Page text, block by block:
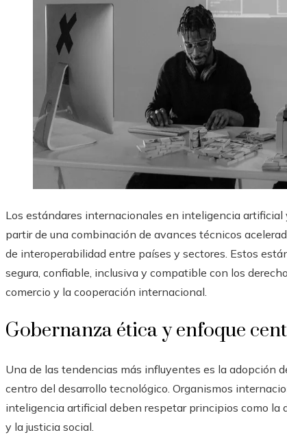
Los estándares internacionales en inteligencia
partir de una combinación de avances técnicos
de interoperabilidad entre países y sectores. Estos
segura, confiable, inclusiva y compatible con los
comercio y la cooperación internacional.
Gobernanza ética y enfoque
Una de las tendencias más influyentes es la adopción
centro del desarrollo tecnológico. Organismos
inteligencia artificial deben respetar principios como la
y la justicia social.